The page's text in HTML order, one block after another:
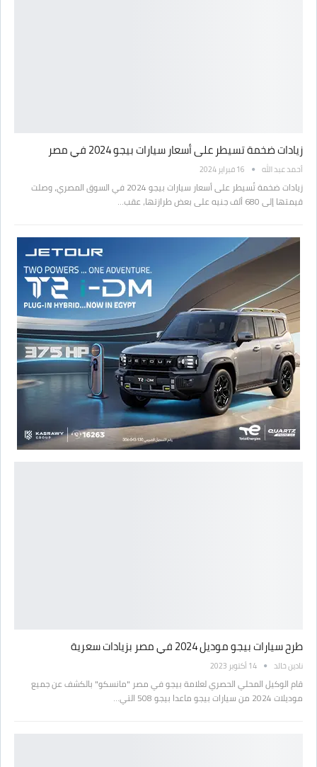
زيادات ضخمة تسيطر على أسعار سيارات بيجو 2024 في مصر
أحمد عبد الله 16 فبراير 2024
زيادات ضخمة تُسيطر على أسعار سيارات بيجو 2024 في السوق المصري، وصلت
قيمتها إلى 680 ألف جنيه على بعض طرازتها، عقب…
طرح سيارات بيجو موديل 2024 في مصر بزيادات سعرية
نادين خالد 14 أكتوبر 2023
قام الوكيل المحلي الحصري لعلامة بيجو في مصر "مانسكو" بالكشف عن جميع
موديلات 2024 من سيارات بيجو ماعدا بيجو 508 التي…